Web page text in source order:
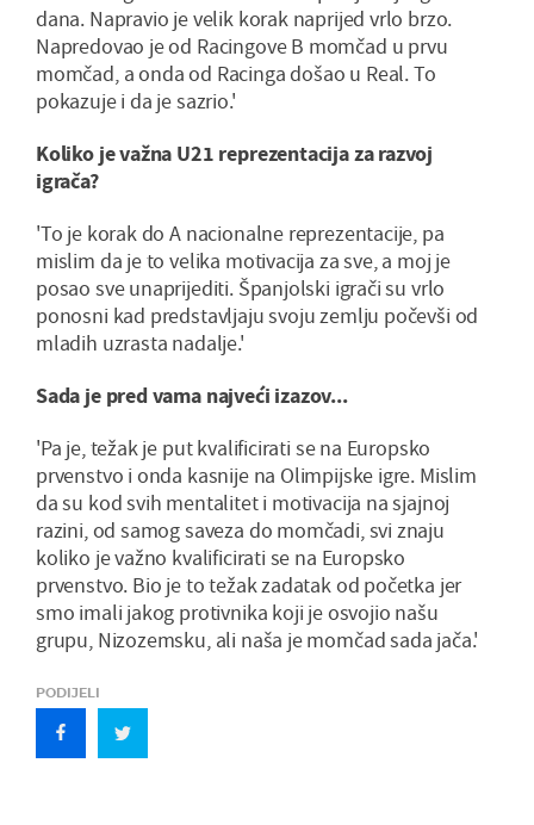
dana. Napravio je velik korak naprijed vrlo brzo.
Napredovao je od Racingove B momčad u prvu
momčad, a onda od Racinga došao u Real. To
pokazuje i da je sazrio.'
Koliko je važna U21 reprezentacija za razvoj
igrača?
'To je korak do A nacionalne reprezentacije, pa
mislim da je to velika motivacija za sve, a moj je
posao sve unaprijediti. Španjolski igrači su vrlo
ponosni kad predstavljaju svoju zemlju počevši od
mladih uzrasta nadalje.'
Sada je pred vama najveći izazov...
'Pa je, težak je put kvalificirati se na Europsko
prvenstvo i onda kasnije na Olimpijske igre. Mislim
da su kod svih mentalitet i motivacija na sjajnoj
razini, od samog saveza do momčadi, svi znaju
koliko je važno kvalificirati se na Europsko
prvenstvo. Bio je to težak zadatak od početka jer
smo imali jakog protivnika koji je osvojio našu
grupu, Nizozemsku, ali naša je momčad sada jača.'
PODIJELI